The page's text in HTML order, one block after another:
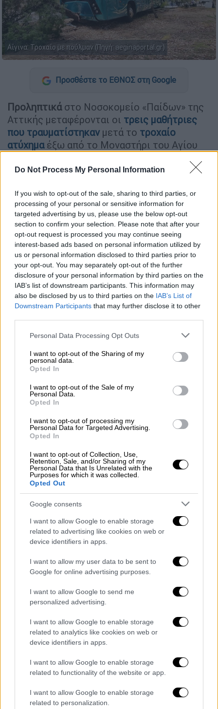
Do Not Process My Personal Information
If you wish to opt-out of the sale, sharing to third parties, or
processing of your personal or sensitive information for
targeted advertising by us, please use the below opt-out
section to confirm your selection. Please note that after your
opt-out request is processed you may continue seeing
interest-based ads based on personal information utilized by
us or personal information disclosed to third parties prior to
your opt-out. You may separately opt-out of the further
disclosure of your personal information by third parties on the
IAB’s list of downstream participants. This information may
also be disclosed by us to third parties on the IAB’s List of
Downstream Participants that may further disclose it to other
Please note that this website/app uses one or more Google
not limited to your visit or usage behaviour. You may click to
grant or deny consent to Google and its third-party tags to
use your data for below specified purposes in below Google
consent section.
Personal Data Processing Opt Outs
I want to opt-out of the Sharing of my
personal data.
Opted In
I want to opt-out of the Sale of my
Personal Data.
Opted In
I want to opt-out of processing my
Personal Data for Targeted Advertising.
Opted In
I want to opt-out of Collection, Use,
Retention, Sale, and/or Sharing of my
Personal Data that Is Unrelated with the
Purposes for which it was collected.
Opted Out
Google consents
I want to allow Google to enable storage
related to advertising like cookies on web or
device identifiers in apps.
I want to allow my user data to be sent to
Google for online advertising purposes.
I want to allow Google to send me
personalized advertising.
I want to allow Google to enable storage
related to analytics like cookies on web or
device identifiers in apps.
I want to allow Google to enable storage
related to functionality of the website or app.
I want to allow Google to enable storage
related to personalization.
Αίγινα: Τροχαίο με πούλμαν (Πηγή: aeginaportal.gr)
Προσθέστε το ΕΘΝΟΣ στη Google
Προληπτικάστο Νοσοκομείο «Παίδων» της
Αττικής μεταφέρονται οι τρεις μαθήτριες
που τραυματίστηκανμετά το τροχαίο
ατύχημαέξω από το Μοναστήρι του Αγίου
Τα τρία κορίτσια, ηλικίας
τραυματιστεί ελαφρά, με το ένα εξ αυτών να
αναφέρει πως έχει πόνους στον θώρακα.
ΔΙΑΒΑΣΤΕ ΕΠΙΣΗΣ
Πολιτική|04.05.2023 14:00
Στην τελική ευθεία για το debate των
πολιτικών αρχηγών - Τι ζητούν οι 6
δημοσιογράφοι από τα κόμματα
Πώς έγινε το τροχαίο
Το τροχαίο σημειώθηκε
μεταξύ λεωφορείου
των ΚΤΕΛ και του λεωφορείου που
μετέφερε μαθητέςαπό τοΧαλάνδρι
στην
Αίγινα, για σχολική εκδρομή.
Τα παιδιάείχαν αποβιβαστεί
λεωφορείο, όταν «λύθηκε»το χειρόφρενο
προσκυνητές στο μοναστήρι- και
συγκρούστηκαν τα δύο οχήματα.
Οι τρεις ανήλικες εγκλωβίστηκαν ανάμεσα
στα δύο οχήματα -με αποτέλεσμα τον
Συνελήφθη ο οδηγός
Ο 40χρονος οδηγός των ΚΤΕΛ συνελήφθη
από τις Αρχές και αναμένεται να δώσει
του σχολικού λεωφορείου.
από την αστυνομία.
ΟΛΕΣ ΟΙ ΕΙΔΗΣΕΙΣ
Πειθαρχική έρευνα μετά την καταγγελία
του 17χρονου για βιασμούς και
Νέες διαστάσεις στην επίθεση με